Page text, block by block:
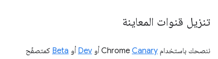
تنزيل قنوات المعاينة
ننصحك باستخدام Chrome Canary أو Dev أو Beta كمتصفّح